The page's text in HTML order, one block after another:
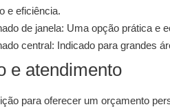
e eficiência.
de janela: Uma opção prática e
central: Indicado para grandes
e atendimento
para oferecer um orçamento